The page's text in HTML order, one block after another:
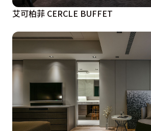
艾可柏菲 CERCLE BUFFET